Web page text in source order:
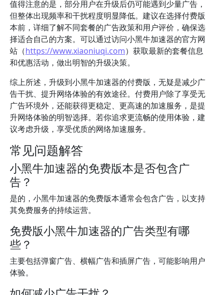
值得注意的是，部分用户在升级后仍可能遇到少量广告，
但整体出现频率和干扰程度明显降低。建议在选择付费版
本前，详细了解不同套餐的广告政策和用户评价，确保选
择适合自己的方案。可以通过访问小黑牛加速器的官方网
站（https://www.xiaoniuqi.com）获取最新的套餐信息
和优惠活动，做出明智的升级决策。
综上所述，升级到小黑牛加速器的付费版，无疑是减少广
告干扰、提升网络体验的有效途径。付费用户除了享受无
广告环境外，还能获得更稳定、更高速的加速服务，是提
升网络体验的明智选择。若你追求更流畅的使用体验，建
议考虑升级，享受优质的网络加速服务。
常见问题解答
小黑牛加速器的免费版本是否包含广
告？
是的，小黑牛加速器的免费版本通常会包含广告，以支持
其免费服务的持续运营。
免费版小黑牛加速器的广告类型有哪
些？
主要包括弹窗广告、横幅广告和插屏广告，可能影响用户
体验。